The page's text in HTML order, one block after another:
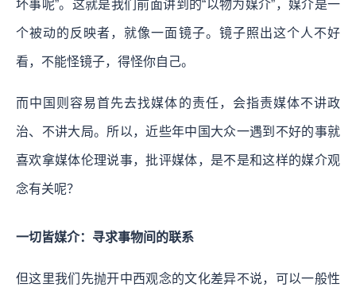
坏事呢”。这就是我们前面讲到的“以物为媒介”，媒介是一
个被动的反映者，就像一面镜子。镜子照出这个人不好
看，不能怪镜子，得怪你自己。
而中国则容易首先去找媒体的责任，会指责媒体不讲政
治、不讲大局。所以，近些年中国大众一遇到不好的事就
喜欢拿媒体伦理说事，批评媒体，是不是和这样的媒介观
念有关呢？
一切皆媒介：寻求事物间的联系
但这里我们先抛开中西观念的文化差异不说，可以一般性